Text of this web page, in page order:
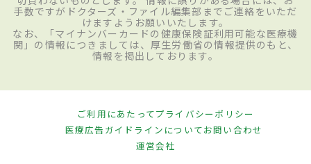
手数ですがドクターズ・ファイル編集部までご連絡をいただ
けますようお願いいたします。
なお、「マイナンバーカードの健康保険証利用可能な医療機
関」の情報につきましては、厚生労働省の情報提供のもと、
情報を掲出しております。
ご利用にあたってプライバシーポリシー
医療広告ガイドラインについてお問い合わせ
運営会社